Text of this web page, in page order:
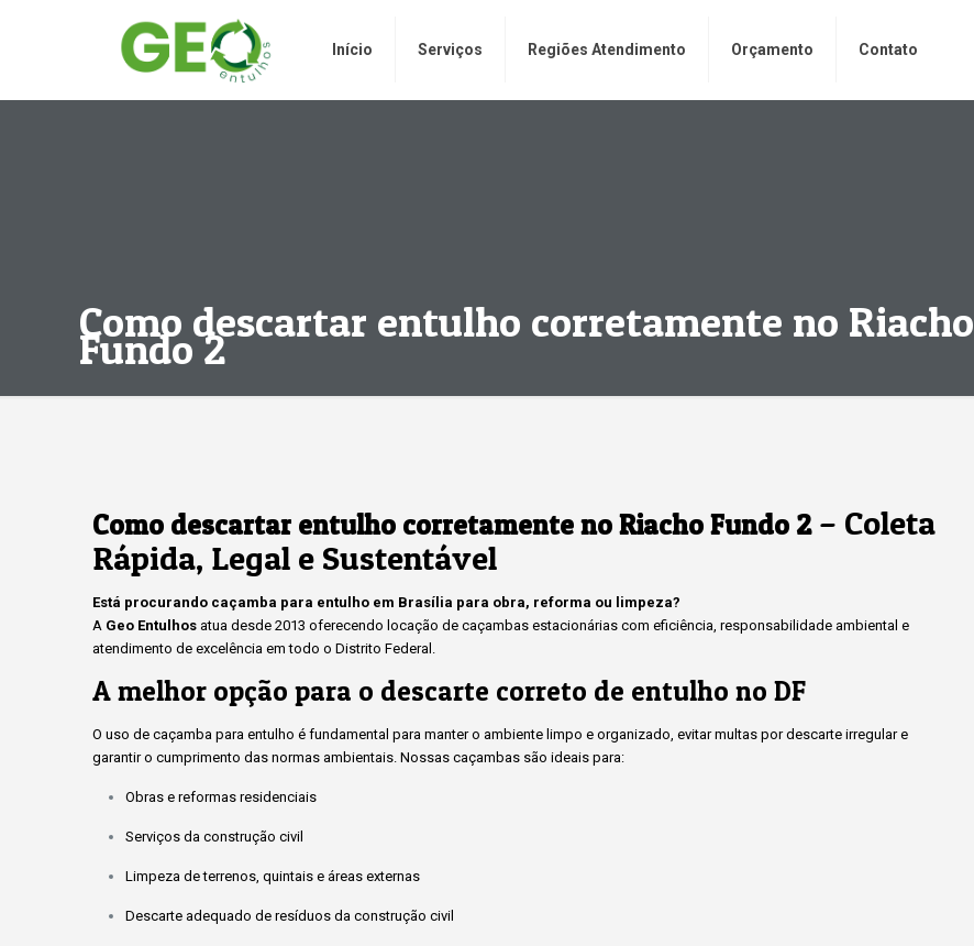
Início Serviços Regiões Atendimento Orçamento Contato
Como descartar entulho corretamente no Riacho
Fundo 2
Como descartar entulho corretamente no Riacho Fundo 2– Coleta
Rápida, Legal e Sustentável
Está procurando caçamba para entulho em Brasília para obra, reforma ou limpeza?
A Geo Entulhos atua desde 2013 oferecendo locação de caçambas estacionárias com eficiência, responsabilidade ambiental e
atendimento de excelência em todo o Distrito Federal.
A melhor opção para o descarte correto de entulho no DF
O uso de caçamba para entulho é fundamental para manter o ambiente limpo e organizado, evitar multas por descarte irregular e
garantir o cumprimento das normas ambientais. Nossas caçambas são ideais para:
Obras e reformas residenciais
Serviços da construção civil
Limpeza de terrenos, quintais e áreas externas
Descarte adequado de resíduos da construção civil